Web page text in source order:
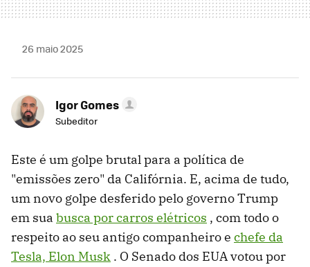
26 maio 2025
Igor Gomes
Subeditor
Este é um golpe brutal para a política de
"emissões zero" da Califórnia. E, acima de tudo,
um novo golpe desferido pelo governo Trump
em sua busca por carros elétricos , com todo o
respeito ao seu antigo companheiro e chefe da
Tesla, Elon Musk . O Senado dos EUA votou por